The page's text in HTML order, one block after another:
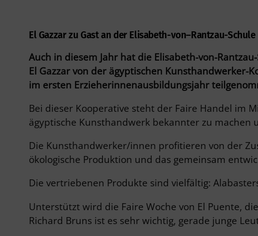
El Gazzar zu Gast an der Elisabeth-von–Rantzau-Schule
Auch in diesem Jahr hat die Elisabeth-von-
El Gazzar von der ägyptischen Kunsthandwerker-
im ersten Erzieherinnenausbildungsjahr
Bei dieser Kooperative steht der Faire Handel im
ägyptische Kunsthandwerk bekannter zu
Die Kunsthandwerker/innen profitieren von der
ökologische Produktion und das gemeinsam
Die vertriebenen Produkte sind vielfältig:
Unterstützt wird die Faire Woche von El Puente,
Richard Bruns ist es sehr wichtig, gerade junge